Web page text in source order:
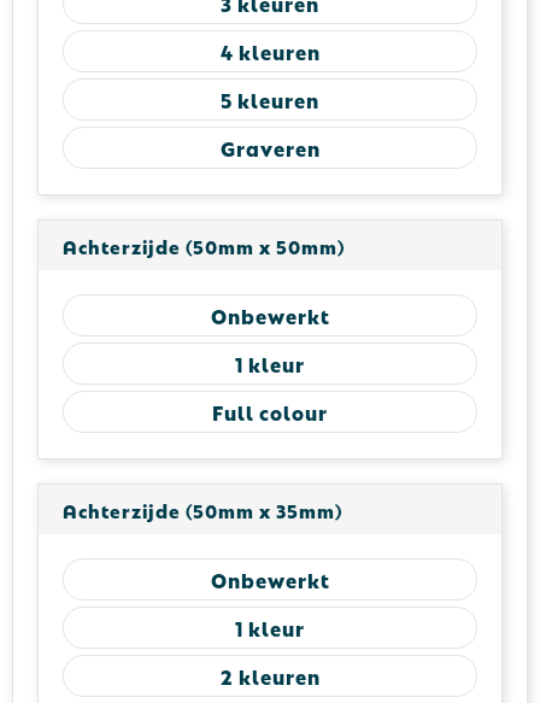
4
5
Graveren
Achterzijde (50mm x 50mm)
Onbewerkt
1
Full colour
Achterzijde (50mm x 35mm)
Onbewerkt
1
2